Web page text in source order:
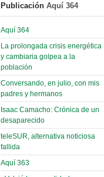
Séptimo Encuentro de
Sábado, 14 Octubre 2023
Leer Más...
Trabajo Social de la UMSA
volverá a las urnas para elegir a
su directora
Sábado, 14 Octubre 2023
Leer Más...
Candidatos del MAS se
presentarán en la UMSA
Jueves, 14 Septiembre 2023
Leer Más...
mano
El Infamatorio
Jueves, 10 Diciembre 2020
Read more...
Infierno Covid
parte VI:
Gabinete de
Áñez se atribuye
construcción de
hospitales
prefabricados en
la que no tuvo
Publicación Aquí 364
Aquí 364
La prolongada crisis energética
y cambiaria golpea a la
población
Conversando, en julio, con mis
padres y hermanos
Isaac Camacho: Crónica de un
desaparecido
teleSUR, alternativa noticiosa
fallida
Aquí 363